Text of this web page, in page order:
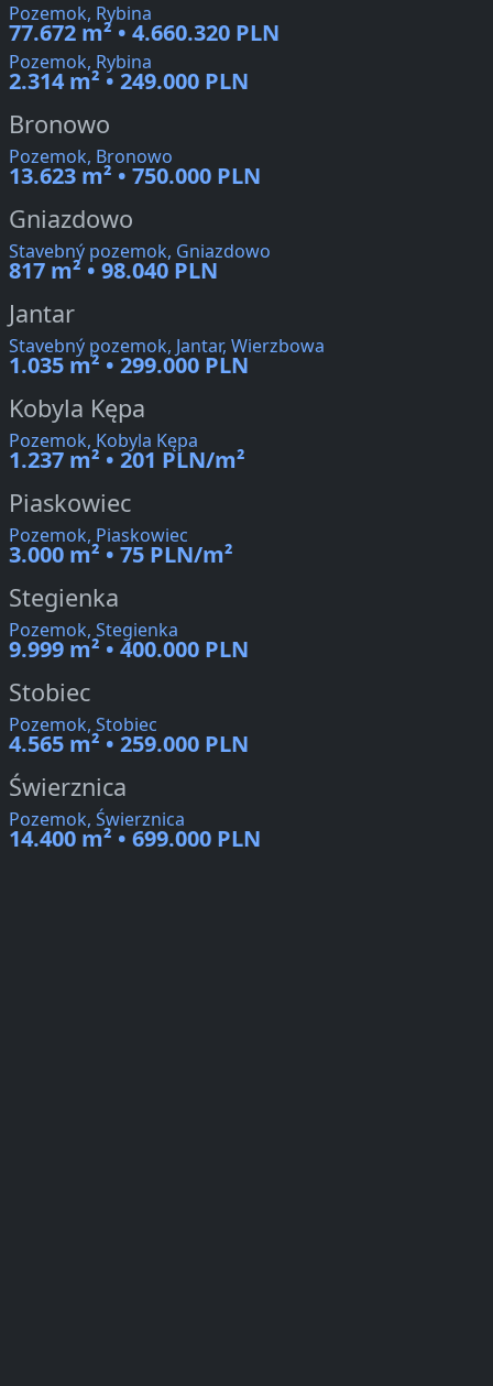
Pozemok, Rybina
77.672 m² • 4.660.320 PLN
Pozemok, Rybina
2.314 m² • 249.000 PLN
Bronowo
Pozemok, Bronowo
13.623 m² • 750.000 PLN
Gniazdowo
Stavebný pozemok, Gniazdowo
817 m² • 98.040 PLN
Jantar
Stavebný pozemok, Jantar, Wierzbowa
1.035 m² • 299.000 PLN
Kobyla Kępa
Pozemok, Kobyla Kępa
1.237 m² • 201 PLN/m²
Piaskowiec
Pozemok, Piaskowiec
3.000 m² • 75 PLN/m²
Stegienka
Pozemok, Stegienka
9.999 m² • 400.000 PLN
Stobiec
Pozemok, Stobiec
4.565 m² • 259.000 PLN
Świerznica
Pozemok, Świerznica
14.400 m² • 699.000 PLN